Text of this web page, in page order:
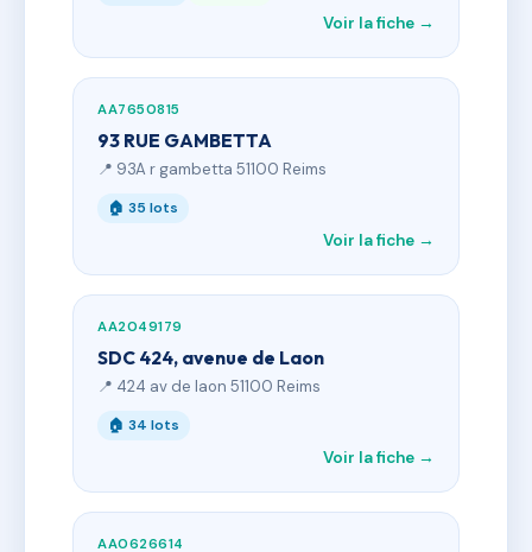
Voir la fiche →
AA7650815
93 RUE GAMBETTA
📍 93A r gambetta 51100 Reims
🏠 35 lots
Voir la fiche →
AA2049179
SDC 424, avenue de Laon
📍 424 av de laon 51100 Reims
🏠 34 lots
Voir la fiche →
AA0626614